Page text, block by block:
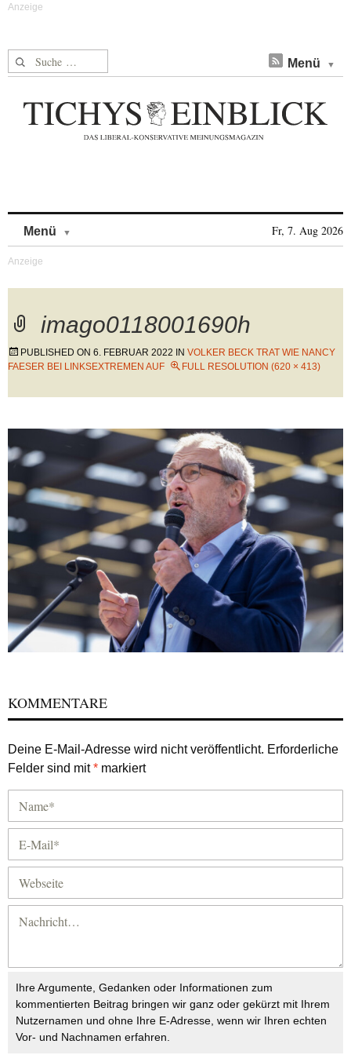
Suche nach: Menü
Menü Fr, 7. Aug 2026
imago0118001690h
PUBLISHED ON 6. FEBRUAR 2022 IN VOLKER BECK TRAT WIE NANCY
FAESER BEI LINKSEXTREMEN AUF
FULL RESOLUTION (620 × 413)
KOMMENTARE
Deine E-Mail-Adresse wird nicht veröffentlicht. Erforderliche
Felder sind mit* markiert
Ihre Argumente, Gedanken oder Informationen zum
kommentierten Beitrag bringen wir ganz oder gekürzt mit Ihrem
Nutzernamen und ohne Ihre E-Adresse, wenn wir Ihren echten
Vor- und Nachnamen erfahren.